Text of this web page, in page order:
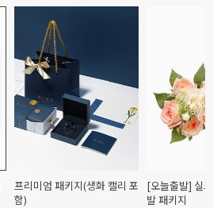
프리미엄 패키지(생화 캘리 포
함)
[오늘출발] 실크
발 패키지